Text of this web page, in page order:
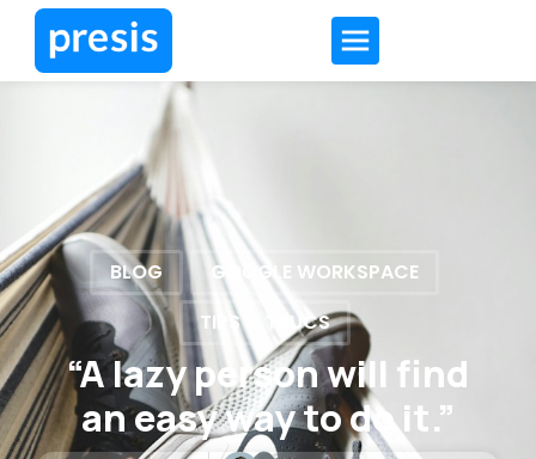
BLOG
GOOGLE WORKSPACE
TIPS & TRUCS
“A lazy person will find
an easy way to do it.”